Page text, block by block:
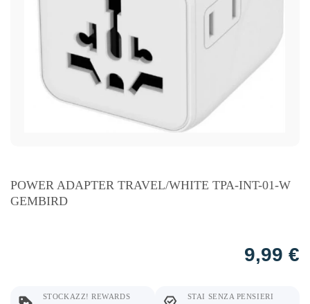
POWER ADAPTER TRAVEL/WHITE TPA-INT-01-W
GEMBIRD
9,99 €
STOCKAZZ! REWARDS STAI SENZA PENSIERI